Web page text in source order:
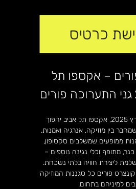
– אקספו תל
ביום שישי, 14 במרץ 2025, אקספו תל אביב יהפוך
בין מוזיקה, אנרגיה ואמנות.
ממופעים שמשלבים סקסופון,
מתופף וכלי נגינה נוספים –
ליצירת חוויה בלתי נשכחת.
פורים כל סגננות המוזיקה
למיניהם בתחום.